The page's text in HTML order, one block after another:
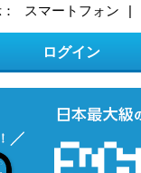
スマートフォン |
ログイン